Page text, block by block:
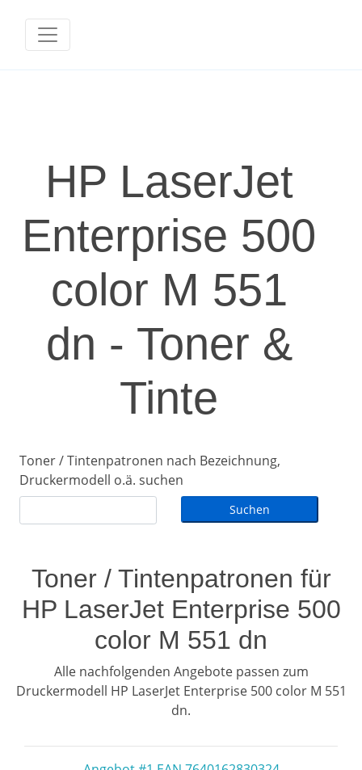
HP LaserJet
Enterprise 500
color M 551
dn - Toner &
Tinte
Toner / Tintenpatronen nach Bezeichnung,
Druckermodell o.ä. suchen
Toner / Tintenpatronen für
HP LaserJet Enterprise 500
color M 551 dn
Alle nachfolgenden Angebote passen zum
Druckermodell HP LaserJet Enterprise 500 color M 551
dn.